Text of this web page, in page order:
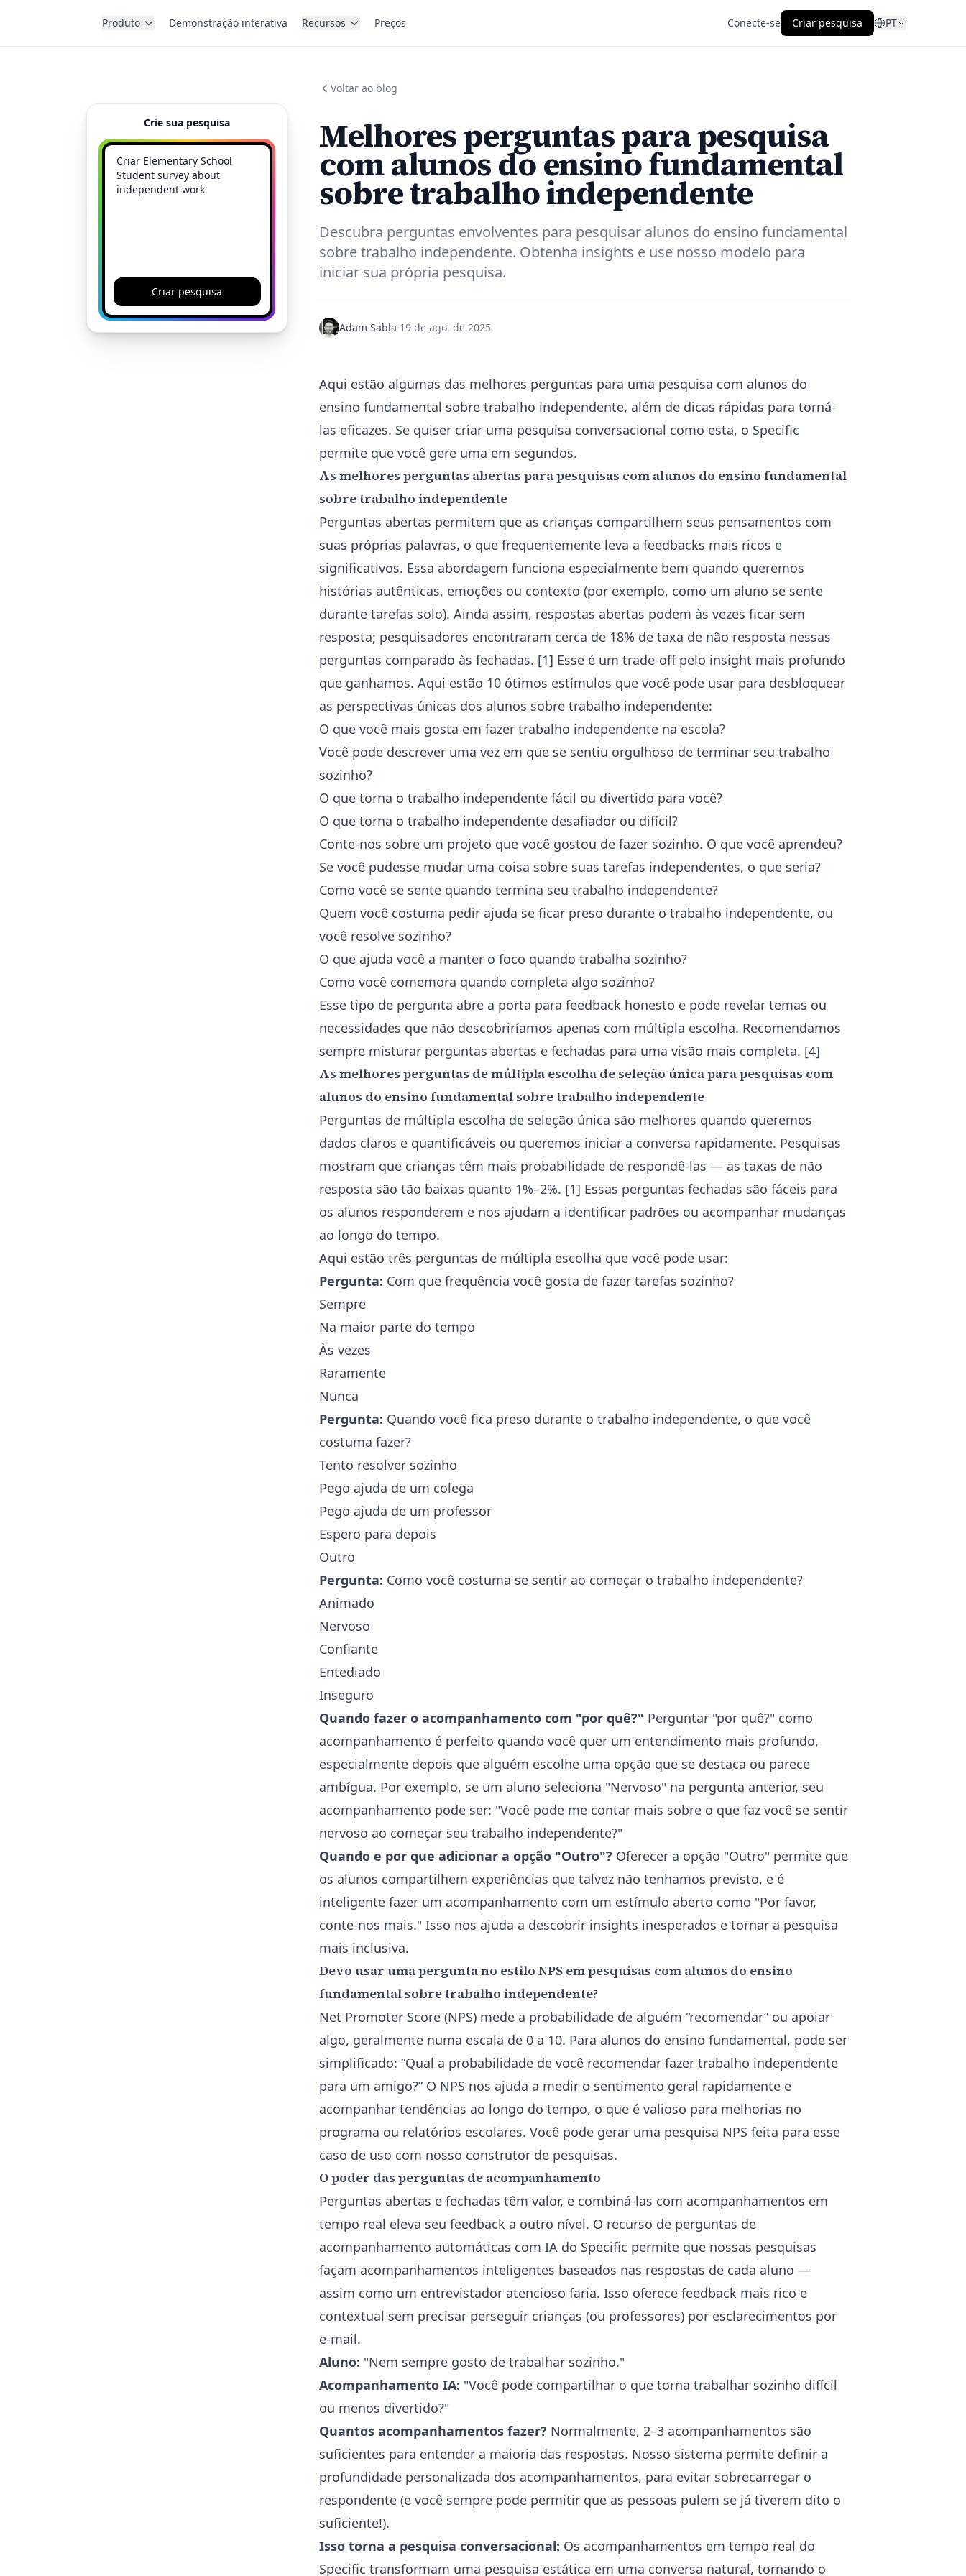
Produto Demonstração interativa Recursos Preços Conecte-se Criar pesquisa PT
Crie sua pesquisa
Criar pesquisa
Voltar ao blog
Melhores perguntas para pesquisa
com alunos do ensino fundamental
sobre trabalho independente
Descubra perguntas envolventes para pesquisar alunos do ensino fundamental
sobre trabalho independente. Obtenha insights e use nosso modelo para
iniciar sua própria pesquisa.
Adam Sabla·19 de ago. de 2025
Aqui estão algumas das melhores perguntas para uma pesquisa com alunos do
ensino fundamental sobre trabalho independente, além de dicas rápidas para torná-
las eficazes. Se quiser criar uma pesquisa conversacional como esta, o Specific
permite que você gere uma em segundos.
As melhores perguntas abertas para pesquisas com alunos do ensino fundamental
sobre trabalho independente
Perguntas abertas permitem que as crianças compartilhem seus pensamentos com
suas próprias palavras, o que frequentemente leva a feedbacks mais ricos e
significativos. Essa abordagem funciona especialmente bem quando queremos
histórias autênticas, emoções ou contexto (por exemplo, como um aluno se sente
durante tarefas solo). Ainda assim, respostas abertas podem às vezes ficar sem
resposta; pesquisadores encontraram cerca de 18% de taxa de não resposta nessas
perguntas comparado às fechadas. [1] Esse é um trade-off pelo insight mais profundo
que ganhamos. Aqui estão 10 ótimos estímulos que você pode usar para desbloquear
as perspectivas únicas dos alunos sobre trabalho independente:
O que você mais gosta em fazer trabalho independente na escola?
Você pode descrever uma vez em que se sentiu orgulhoso de terminar seu trabalho
sozinho?
O que torna o trabalho independente fácil ou divertido para você?
O que torna o trabalho independente desafiador ou difícil?
Conte-nos sobre um projeto que você gostou de fazer sozinho. O que você aprendeu?
Se você pudesse mudar uma coisa sobre suas tarefas independentes, o que seria?
Como você se sente quando termina seu trabalho independente?
Quem você costuma pedir ajuda se ficar preso durante o trabalho independente, ou
você resolve sozinho?
O que ajuda você a manter o foco quando trabalha sozinho?
Como você comemora quando completa algo sozinho?
Esse tipo de pergunta abre a porta para feedback honesto e pode revelar temas ou
necessidades que não descobriríamos apenas com múltipla escolha. Recomendamos
sempre misturar perguntas abertas e fechadas para uma visão mais completa. [4]
As melhores perguntas de múltipla escolha de seleção única para pesquisas com
alunos do ensino fundamental sobre trabalho independente
Perguntas de múltipla escolha de seleção única são melhores quando queremos
dados claros e quantificáveis ou queremos iniciar a conversa rapidamente. Pesquisas
mostram que crianças têm mais probabilidade de respondê-las — as taxas de não
resposta são tão baixas quanto 1%–2%. [1] Essas perguntas fechadas são fáceis para
os alunos responderem e nos ajudam a identificar padrões ou acompanhar mudanças
ao longo do tempo.
Aqui estão três perguntas de múltipla escolha que você pode usar:
Pergunta: Com que frequência você gosta de fazer tarefas sozinho?
Sempre
Na maior parte do tempo
Às vezes
Raramente
Nunca
Pergunta: Quando você fica preso durante o trabalho independente, o que você
costuma fazer?
Tento resolver sozinho
Pego ajuda de um colega
Pego ajuda de um professor
Espero para depois
Outro
Pergunta: Como você costuma se sentir ao começar o trabalho independente?
Animado
Nervoso
Confiante
Entediado
Inseguro
Quando fazer o acompanhamento com "por quê?" Perguntar "por quê?" como
acompanhamento é perfeito quando você quer um entendimento mais profundo,
especialmente depois que alguém escolhe uma opção que se destaca ou parece
ambígua. Por exemplo, se um aluno seleciona "Nervoso" na pergunta anterior, seu
acompanhamento pode ser: "Você pode me contar mais sobre o que faz você se sentir
nervoso ao começar seu trabalho independente?"
Quando e por que adicionar a opção "Outro"? Oferecer a opção "Outro" permite que
os alunos compartilhem experiências que talvez não tenhamos previsto, e é
inteligente fazer um acompanhamento com um estímulo aberto como "Por favor,
conte-nos mais." Isso nos ajuda a descobrir insights inesperados e tornar a pesquisa
mais inclusiva.
Devo usar uma pergunta no estilo NPS em pesquisas com alunos do ensino
fundamental sobre trabalho independente?
Net Promoter Score (NPS) mede a probabilidade de alguém “recomendar” ou apoiar
algo, geralmente numa escala de 0 a 10. Para alunos do ensino fundamental, pode ser
simplificado: “Qual a probabilidade de você recomendar fazer trabalho independente
para um amigo?” O NPS nos ajuda a medir o sentimento geral rapidamente e
acompanhar tendências ao longo do tempo, o que é valioso para melhorias no
programa ou relatórios escolares. Você pode gerar uma pesquisa NPS feita para esse
caso de uso com nosso construtor de pesquisas.
O poder das perguntas de acompanhamento
Perguntas abertas e fechadas têm valor, e combiná-las com acompanhamentos em
tempo real eleva seu feedback a outro nível. O recurso de perguntas de
acompanhamento automáticas com IA do Specific permite que nossas pesquisas
façam acompanhamentos inteligentes baseados nas respostas de cada aluno —
assim como um entrevistador atencioso faria. Isso oferece feedback mais rico e
contextual sem precisar perseguir crianças (ou professores) por esclarecimentos por
e-mail.
Aluno: "Nem sempre gosto de trabalhar sozinho."
Acompanhamento IA: "Você pode compartilhar o que torna trabalhar sozinho difícil
ou menos divertido?"
Quantos acompanhamentos fazer? Normalmente, 2–3 acompanhamentos são
suficientes para entender a maioria das respostas. Nosso sistema permite definir a
profundidade personalizada dos acompanhamentos, para evitar sobrecarregar o
respondente (e você sempre pode permitir que as pessoas pulem se já tiverem dito o
suficiente!).
Isso torna a pesquisa conversacional: Os acompanhamentos em tempo real do
Specific transformam uma pesquisa estática em uma conversa natural, tornando o